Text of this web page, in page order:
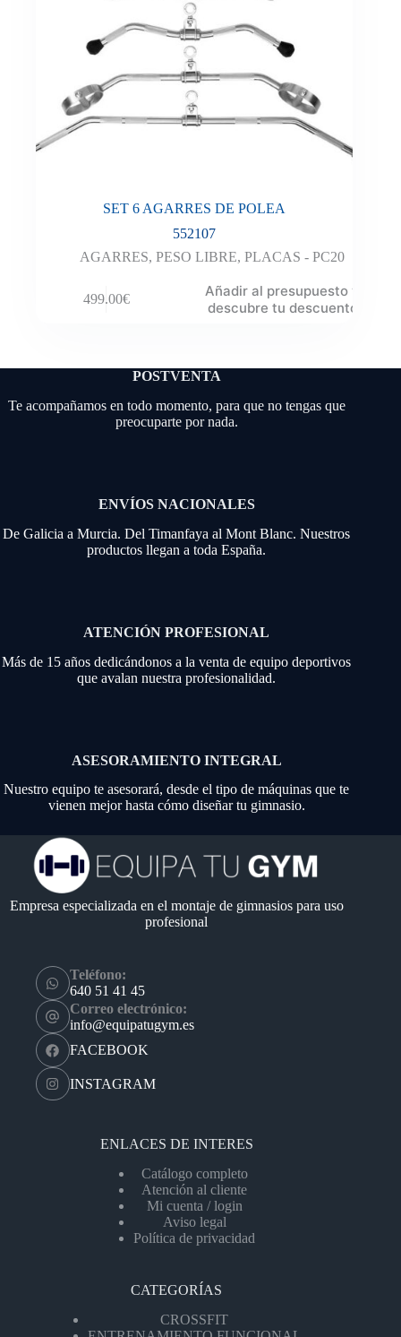
SET 6 AGARRES DE POLEA
552107
AGARRES,PESO LIBRE,PLACAS - PC20
499.00€
Añadir al presupuesto y
descubre tu descuento
POSTVENTA
Te acompañamos en todo momento, para que no tengas que
preocuparte por nada.
ENVÍOS NACIONALES
De Galicia a Murcia. Del Timanfaya al Mont Blanc. Nuestros
productos llegan a toda España.
ATENCIÓN PROFESIONAL
Más de 15 años dedicándonos a la venta de equipo deportivos
que avalan nuestra profesionalidad.
ASESORAMIENTO INTEGRAL
Nuestro equipo te asesorará, desde el tipo de máquinas que te
vienen mejor hasta cómo diseñar tu gimnasio.
Empresa especializada en el montaje de gimnasios para uso
profesional
Teléfono:
640 51 41 45
Correo electrónico:
info@equipatugym.es
FACEBOOK
INSTAGRAM
ENLACES DE INTERES
Catálogo completo
Atención al cliente
Mi cuenta / login
Aviso legal
Política de privacidad
CATEGORÍAS
CROSSFIT